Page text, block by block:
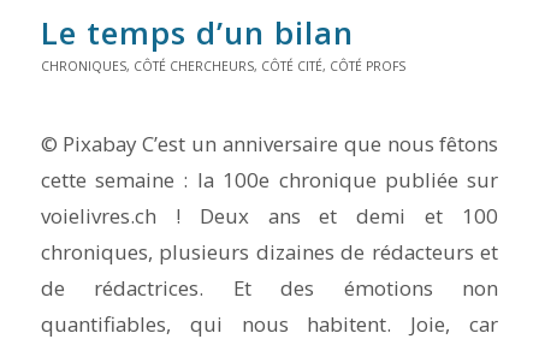
Le temps d’un bilan
CHRONIQUES, CÔTÉ CHERCHEURS, CÔTÉ CITÉ, CÔTÉ PROFS
© Pixabay C’est un anniversaire que nous fêtons
cette semaine : la 100e chronique publiée sur
voielivres.ch ! Deux ans et demi et 100
chroniques, plusieurs dizaines de rédacteurs et
de rédactrices. Et des émotions non
quantifiables, qui nous habitent. Joie, car